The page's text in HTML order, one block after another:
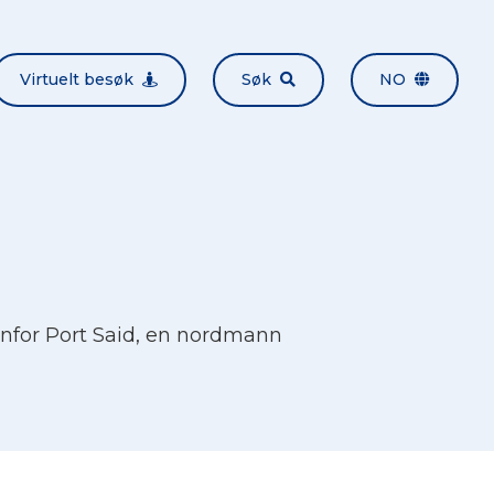
Virtuelt besøk Søk NO
Port Said, en nordmann